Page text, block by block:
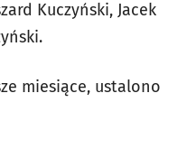
Kuczyński, Jacek
miesiące, ustalono